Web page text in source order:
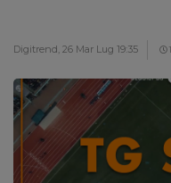
Digitrend, 26 Mar Lug 19:35